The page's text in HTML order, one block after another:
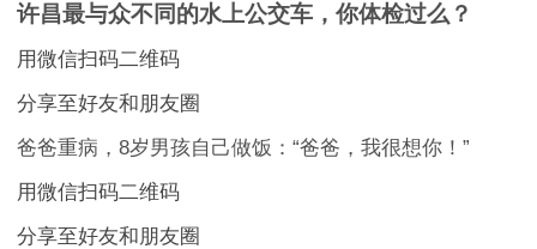
许昌最与众不同的水上公交车，你体检过么？
用微信扫码二维码
分享至好友和朋友圈
爸爸重病，8岁男孩自己做饭：“爸爸，我很想你！”
用微信扫码二维码
分享至好友和朋友圈